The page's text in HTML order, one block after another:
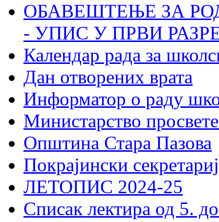
ОБАВЕШТЕЊЕ ЗА
- УПИС У ПРВИ
Календар рада за
Дан отворених врата
Информатор о раду
Министарство
Општина Стара Пазова
Покрајински
ЛЕТОПИС 2024-25
Списак лектира од 5.